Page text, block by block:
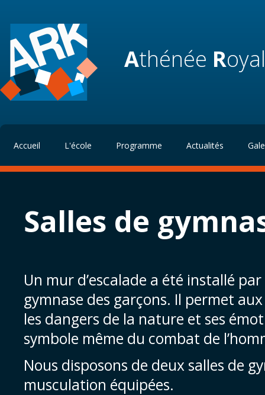
Athénée R
Accueil L'école Programme Actualités
Salles de
Un mur d’escalade a été installé par
gymnase des garçons. Il permet
les dangers de la nature et ses
symbole même du combat de
Nous disposons de deux salles de
musculation équipées.